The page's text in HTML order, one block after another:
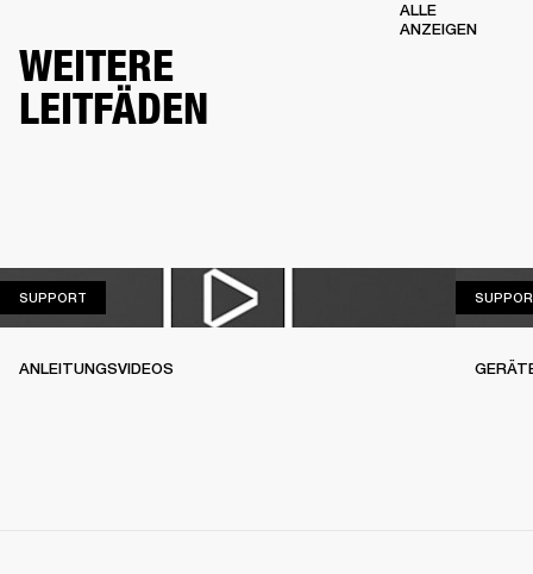
WEITERE
LEITFÄDEN
ALLE
ANZEIGEN
SUPPORT
ANLEITUNGSVIDEOS